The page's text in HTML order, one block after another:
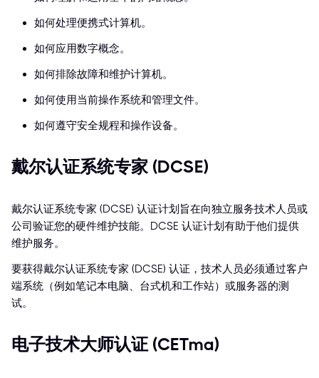
如何处理便携式计算机。
如何应用数字概念。
如何排除故障和维护计算机。
如何使用当前操作系统和管理文件。
如何遵守安全规程和操作设备。
戴尔认证系统专家 (DCSE)
戴尔认证系统专家 (DCSE) 认证计划旨在向独立服务技术人员或
公司验证您的硬件维护技能。DCSE 认证计划有助于他们提供
维护服务。
要获得戴尔认证系统专家 (DCSE) 认证，技术人员必须通过客户
端系统（例如笔记本电脑、台式机和工作站）或服务器的测
试。
电子技术大师认证 (CETma)